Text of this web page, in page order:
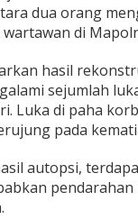
dua orang
di
hasil
sejumlah
Luka di paha
pada
autopsi,